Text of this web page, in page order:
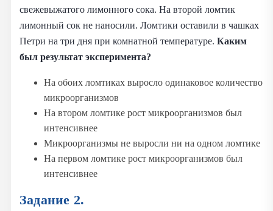
свежевыжатого лимонного сока. На второй ломтик
лимонный сок не наносили. Ломтики оставили в чашках
Петри на три дня при комнатной температуре. Каким
был результат эксперимента?
На обоих ломтиках выросло одинаковое количество
микроорганизмов
На втором ломтике рост микроорганизмов был
интенсивнее
Микроорганизмы не выросли ни на одном ломтике
На первом ломтике рост микроорганизмов был
интенсивнее
Задание 2.